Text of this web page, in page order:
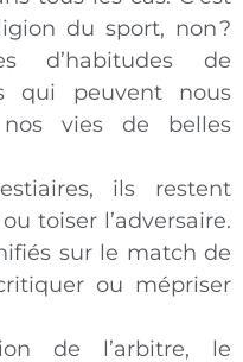
du sport, non ?
d’habitudes de
qui peuvent nous
vies de belles
ils restent
toiser l’adversaire.
sur le match de
ou mépriser
de l’arbitre, le